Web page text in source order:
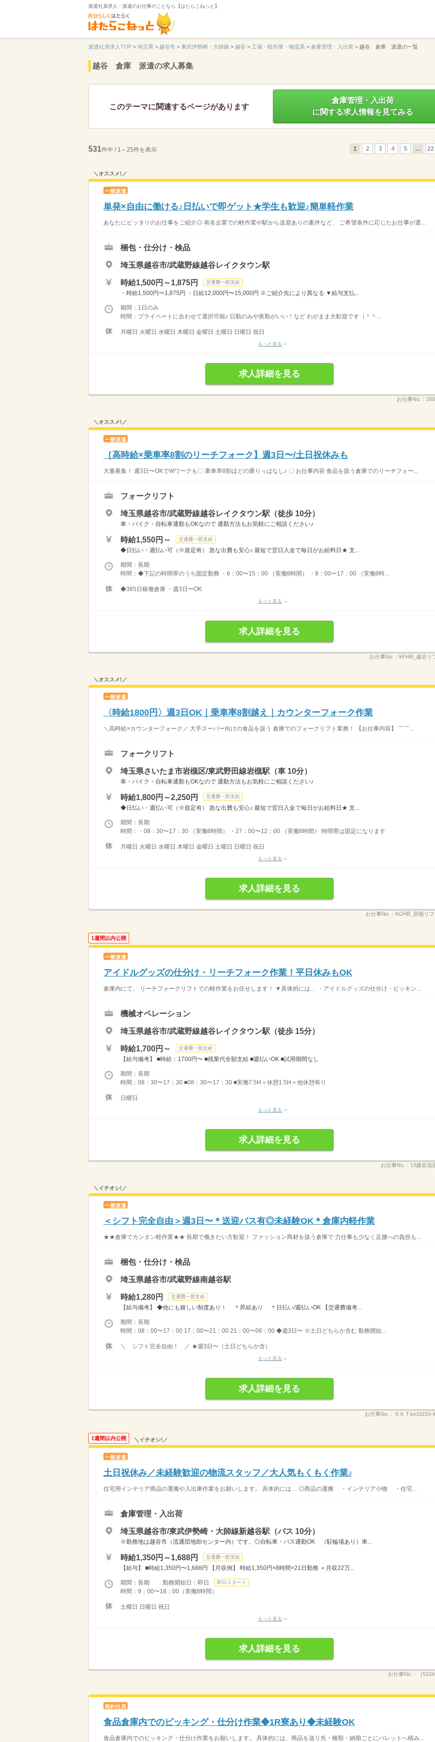
派遣社員求人・派遣のお仕事のことなら【はたらこねっと】
派遣社員求人TOP > 埼玉県 > 越谷市 > 東武伊勢崎・大師線 > 越谷 > 工場・軽作業・物流系 > 倉庫管理・入出荷 > 越谷 倉庫 派遣の一覧
越谷 倉庫 派遣の求人募集
このテーマに関連するページがあります
倉庫管理・入出荷
に関する求人情報を見てみる
531件中 / 1～25件を表示 1 2 3 4 5 … 22
＼オススメ!／
一般派遣
単発×自由に働ける♪日払いで即ゲット★学生も歓迎♪簡単軽作業
あなたにピッタリのお仕事をご紹介◎ 有名企業での軽作業や駅から送迎ありの案件など、 ご希望条件に応じたお仕事が選...
梱包・仕分け・検品
埼玉県越谷市/武蔵野線越谷レイクタウン駅
時給1,500円～1,875円 交通費一部支給
・時給1,500円〜1,875円 ・日給12,000円〜15,000円 ※ご紹介先により異なる ▼給与支払...
期間：1日のみ
時間：プライベートに合わせて選択可能♪ 日勤のみや夜勤がいい！など わがまま大歓迎です（＾＾...
月曜日 火曜日 水曜日 木曜日 金曜日 土曜日 日曜日 祝日
もっと見る
求人詳細を見る
お仕事No.：
＼オススメ!／
一般派遣
［高時給×乗車率8割のリーチフォーク】週3日〜/土日祝休みも
大量募集！ 週3日〜OKでWワークも〇 乗車率8割ほどの乗りっぱなし♪ 〇 お仕事内容 食品を扱う倉庫でのリーチフォー...
フォークリフト
埼玉県越谷市/武蔵野線越谷レイクタウン駅（徒歩 10分）
車・バイク・自転車通勤もOKなので 通勤方法もお気軽にご相談ください♪
時給1,550円～ 交通費一部支給
◆日払い・週払い可（※規定有） 急な出費も安心♪ 最短で翌日入金で毎日がお給料日★ 支...
期間：長期
時間：◆下記の時間帯のうち固定勤務 ・6：00〜15：00 （実働8時間） ・8：00〜17：00 （実働8時...
◆365日稼働倉庫 ・週3日〜OK
もっと見る
求人詳細を見る
お仕事No.： KFHB_越谷リ
＼オススメ!／
一般派遣
〈時給1800円〉週3日OK｜乗車率8割越え｜カウンターフォーク作業
＼高時給×カウンターフォーク／ 大手スーパー向けの食品を扱う 倉庫でのフォークリフト業務！ 【お仕事内容】 ￣￣...
フォークリフト
埼玉県さいたま市岩槻区/東武野田線岩槻駅（車 10分）
車・バイク・自転車通勤もOKなので 通勤方法もお気軽にご相談ください♪
時給1,800円～2,250円 交通費一部支給
◆日払い・週払い可（※規定有） 急な出費も安心♪ 最短で翌日入金で毎日がお給料日★ 支...
期間：長期
時間：・08：30〜17：30 （実働8時間） ・27：00〜12：00 （実働8時間） 時間帯は固定になります
月曜日 火曜日 水曜日 木曜日 金曜日 土曜日 日曜日 祝日
もっと見る
求人詳細を見る
お仕事No.： KGHB_岩槻リ
1週間以内公開
一般派遣
アイドルグッズの仕分け・リーチフォーク作業！平日休みもOK
倉庫内にて、 リーチフォークリフトでの軽作業をお任せします！ ▼具体的には… ・アイドルグッズの仕分け・ピッキン...
機械オペレーション
埼玉県越谷市/武蔵野線越谷レイクタウン駅（徒歩 15分）
時給1,700円～ 交通費一部支給
【給与備考】 ■時給：1700円〜 ■残業代全額支給 ■週払いOK ■試用期間なし
期間：長期
時間：08：30〜17：30 ■08：30〜17：30 ■実働7.5H＋休憩1.5H＋他休憩有り
日曜日
もっと見る
求人詳細を見る
お仕事No.： 13越谷流
＼イチオシ!／
一般派遣
＜シフト完全自由＞週3日〜＊送迎バス有◎未経験OK＊倉庫内軽作業
★★倉庫でカンタン軽作業★★ 長期で働きたい方歓迎！ ファッション商材を扱う倉庫で 力仕事も少なく足腰への負担も...
梱包・仕分け・検品
埼玉県越谷市/武蔵野線南越谷駅
時給1,280円 交通費一部支給
【給与備考】 ◆他にも嬉しい制度あり！ ＊昇給あり ＊日払い/週払いOK 【交通費備考...
期間：長期
時間：08：00〜17：00 17：00〜21：00 21：00〜06：00 ◆週3日〜 ※土日どちらか含む 勤務開始...
＼ シフト完全自由！ ／ ★週3日〜（土日どちらか含）
もっと見る
求人詳細を見る
お仕事No.： ＮＫＴke10210-
1週間以内公開 ＼イチオシ!／
一般派遣
土日祝休み／未経験歓迎の物流スタッフ／大人気もくもく作業♪
住宅用インテリア商品の運搬や入出庫作業をお願いします。 具体的には… ◎商品の運搬 ・インテリア小物 ・住宅...
倉庫管理・入出荷
埼玉県越谷市/東武伊勢崎・大師線新越谷駅（バス 10分）
※勤務地は越谷市（流通団地卸センター内）です。◎自転車・バス通勤OK （駐輪場あり）車...
時給1,350円～1,688円 交通費一部支給
【給与】 ■時給1,350円〜1,688円 【月収例】 時給1,350円×8時間×21日勤務 ＝月収22万...
期間：長期 勤務開始日：即日 即日スタート
時間：9：00〜18：00（実働8時間）
土曜日 日曜日 祝日
もっと見る
求人詳細を見る
お仕事No.： ［
契約社員
食品倉庫内でのピッキング・仕分け作業◆1R寮あり◆未経験OK
食品倉庫内でのピッキング・仕分け作業をお願いします。 具体的には、商品を送り先・種類・納期ごとにパレットへ積み...